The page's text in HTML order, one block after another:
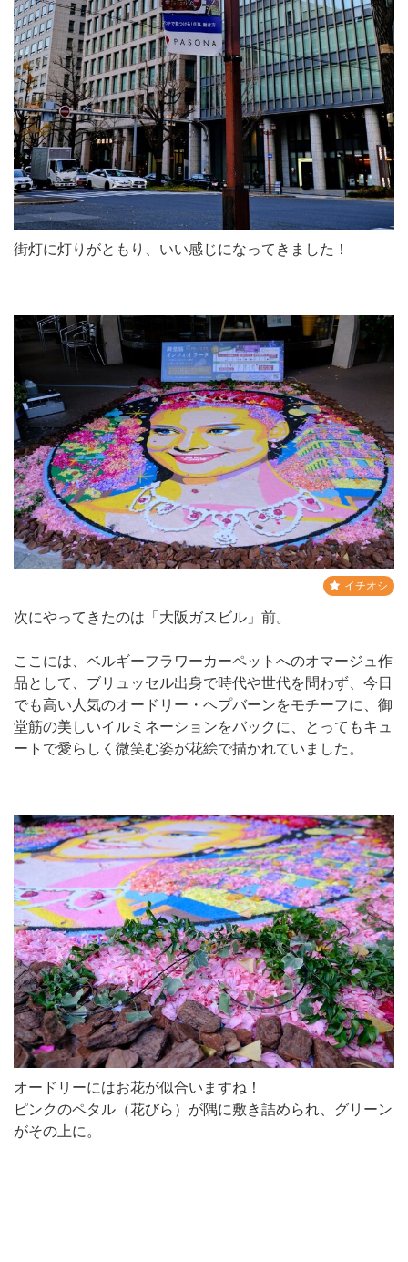
街灯に灯りがともり、いい感じになってきました！
イチオシ
次にやってきたのは「大阪ガスビル」前。
ここには、ベルギーフラワーカーペットへのオマージュ作
品として、ブリュッセル出身で時代や世代を問わず、今日
でも高い人気のオードリー・ヘプバーンをモチーフに、御
堂筋の美しいイルミネーションをバックに、とってもキュ
ートで愛らしく微笑む姿が花絵で描かれていました。
オードリーにはお花が似合いますね！
ピンクのペタル（花びら）が隅に敷き詰められ、グリーン
がその上に。